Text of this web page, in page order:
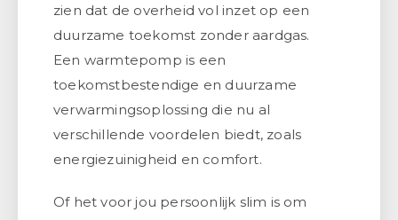
zien dat de overheid vol inzet op een
duurzame toekomst zonder aardgas.
Een warmtepomp is een
toekomstbestendige en duurzame
verwarmingsoplossing die nu al
verschillende voordelen biedt, zoals
energiezuinigheid en comfort.
Of het voor jou persoonlijk slim is om